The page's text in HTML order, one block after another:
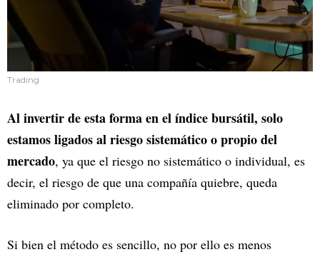
Trading
Al invertir de esta forma en el índice bursátil, solo
estamos ligados al riesgo sistemático o propio del
mercado, ya que el riesgo no sistemático o individual, es
decir, el riesgo de que una compañía quiebre, queda
eliminado por completo.
Si bien el método es sencillo, no por ello es menos